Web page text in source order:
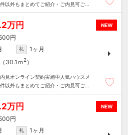
以外もまとめてご紹介・ご内見可ご予
NEW
万円
円
礼
1ヶ月
30.1ｍ 2）
見オンライン契約実施中人気ハウスメ
以外もまとめてご紹介・ご内見可ご予
NEW
万円
円
礼
1ヶ月